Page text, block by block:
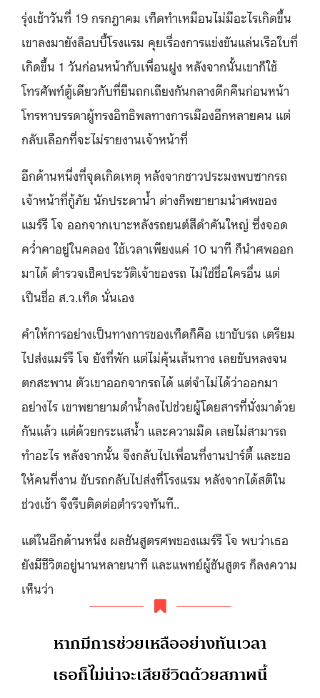
รุ่งเช้าวันที่ 19 กรกฎาคม เท็ดทำเหมือนไม่มีอะไรเกิดขึ้น
เขาลงมายังล็อบบี้โรงแรม คุยเรื่องการแข่งขันแล่นเรือใบที่
เกิดขึ้น 1 วันก่อนหน้ากับเพื่อนฝูง หลังจากนั้นเขาก็ใช้
โทรศัพท์ตู้เดียวกับที่ยืนถกเถียงกันกลางดึกคืนก่อนหน้า
โทรหาบรรดาผู้ทรงอิทธิพลทางการเมืองอีกหลายคน แต่
กลับเลือกที่จะไม่รายงานเจ้าหน้าที่
อีกด้านหนึ่งที่จุดเกิดเหตุ หลังจากชาวประมงพบซากรถ
เจ้าหน้าที่กู้ภัย นักประดาน้ำ ต่างก็พยายามนำศพของ
แมร์รี โจ ออกจากเบาะหลังรถยนต์สีดำคันใหญ่ ซึ่งจอด
คว่ำคาอยู่ในคลอง ใช้เวลาเพียงแค่ 10 นาที ก็นำศพออก
มาได้ ตำรวจเช็คประวัติเจ้าของรถ ไม่ใช่ชื่อใครอื่น แต่
เป็นชื่อ ส.ว.เท็ด นั่นเอง
คำให้การอย่างเป็นทางการของเท็ดก็คือ เขาขับรถ เตรียม
ไปส่งแมร์รี โจ ยังที่พัก แต่ไม่คุ้นเส้นทาง เลยขับหลงจน
ตกสะพาน ตัวเขาออกจากรถได้ แต่จำไม่ได้ว่าออกมา
อย่างไร เขาพยายามดำน้ำลงไปช่วยผู้โดยสารที่นั่งมาด้วย
กันแล้ว แต่ด้วยกระแสน้ำ และความมืด เลยไม่สามารถ
ทำอะไร หลังจากนั้น จึงกลับไปเพื่อนที่งานปาร์ตี้ และขอ
ให้คนที่งาน ขับรถกลับไปส่งที่โรงแรม หลังจากได้สติใน
ช่วงเช้า จึงรีบติดต่อตำรวจทันที..
แต่ในอีกด้านหนึ่ง ผลชันสูตรศพของแมร์รี โจ พบว่าเธอ
ยังมีชีวิตอยู่นานหลายนาที และแพทย์ผู้ชันสูตร ก็ลงความ
เห็นว่า
หากมีการช่วยเหลืออย่างทันเวลา
เธอก็ไม่น่าจะเสียชีวิตด้วยสภาพนี้